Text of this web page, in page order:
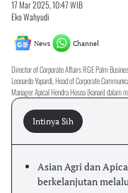
17 Mar 2025, 10:47 WIB
Eko Wahyudi
News Channel
Director of Corporate Affairs RGE Palm
Leonardo Yapardi, Head of Corporate
Manager Apical Hendra Hosea (kanan)
Intinya Sih
Asian Agri dan
berkelanjutan